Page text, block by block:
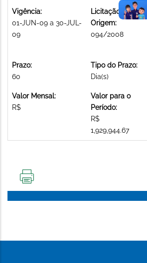
Vigência:
01-JUN-09 a 30-JUL-
09
Licitação de
Origem:
094/2008
Prazo:
60
Tipo do Prazo:
Dia(s)
Valor Mensal:
R$
Valor para o
Período:
R$
1,929,944.67
PÁGINA